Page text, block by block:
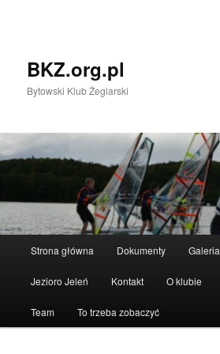
BKZ.org.pl
Bytowski Klub Żeglarski
Strona główna Dokumenty Galeria
Jezioro Jeleń Kontakt O klubie
Team To trzeba zobaczyć